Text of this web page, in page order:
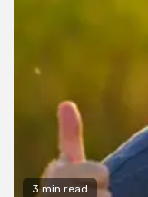
3 min read